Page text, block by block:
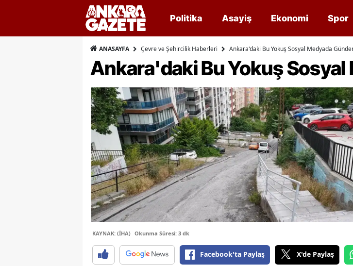
Politika Asayiş Ekonomi Spor
ANASAYFA Çevre ve Şehircilik Haberleri Ankara'daki Bu Yokuş Sosyal Medyada
Ankara'daki Bu Yokuş
KAYNAK: (İHA) Okunma Süresi: 3 dk
Facebook'ta Paylaş X'de Paylaş